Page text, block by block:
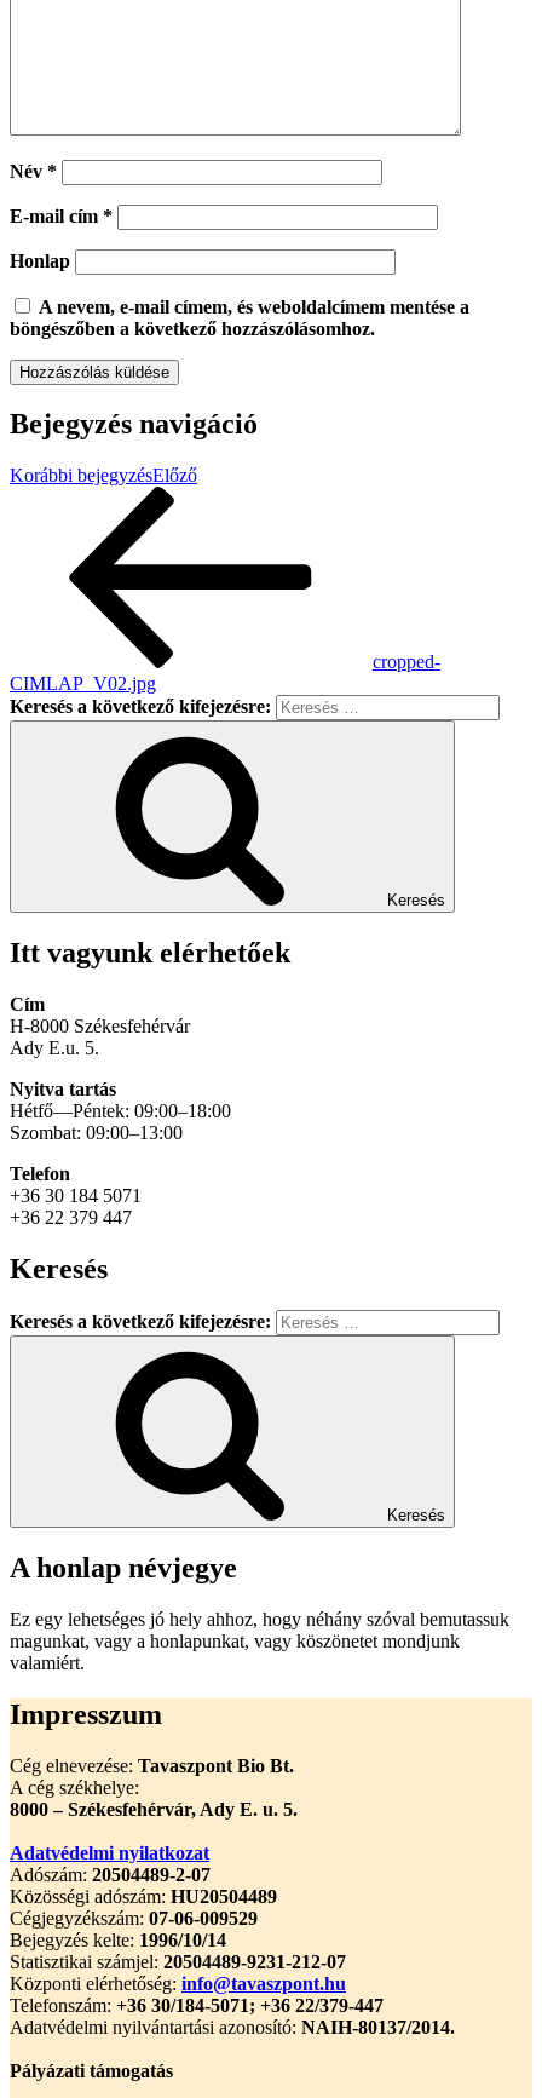
Név *
E-mail cím *
Honlap
A nevem, e-mail címem, és weboldalcímem mentése a
böngészőben a következő hozzászólásomhoz.
Bejegyzés navigáció
Korábbi bejegyzésElőző
cropped-
CIMLAP_V02.jpg
Keresés a következő kifejezésre:
Keresés
Itt vagyunk elérhetőek
Cím
H-8000 Székesfehérvár
Ady E.u. 5.
Nyitva tartás
Hétfő—Péntek: 09:00–18:00
Szombat: 09:00–13:00
Telefon
+36 30 184 5071
+36 22 379 447
Keresés
Keresés a következő kifejezésre:
Keresés
A honlap névjegye
Ez egy lehetséges jó hely ahhoz, hogy néhány szóval bemutassuk
magunkat, vagy a honlapunkat, vagy köszönetet mondjunk
valamiért.
Impresszum
Cég elnevezése: Tavaszpont Bio Bt.
A cég székhelye:
8000 – Székesfehérvár, Ady E. u. 5.
Adatvédelmi nyilatkozat
Adószám: 20504489-2-07
Közösségi adószám: HU20504489
Cégjegyzékszám: 07-06-009529
Bejegyzés kelte: 1996/10/14
Statisztikai számjel: 20504489-9231-212-07
Központi elérhetőség: info@tavaszpont.hu
Telefonszám: +36 30/184-5071; +36 22/379-447
Adatvédelmi nyilvántartási azonosító: NAIH-80137/2014.
Pályázati támogatás